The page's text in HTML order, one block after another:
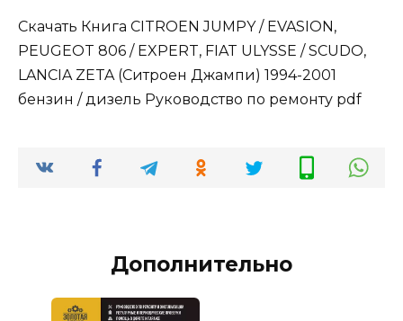
Скачать Книга CITROEN JUMPY / EVASION,
PEUGEOT 806 / EXPERT, FIAT ULYSSE / SCUDO,
LANCIA ZETA (Ситроен Джампи) 1994-2001
бензин / дизель Руководство по ремонту pdf
Дополнительно